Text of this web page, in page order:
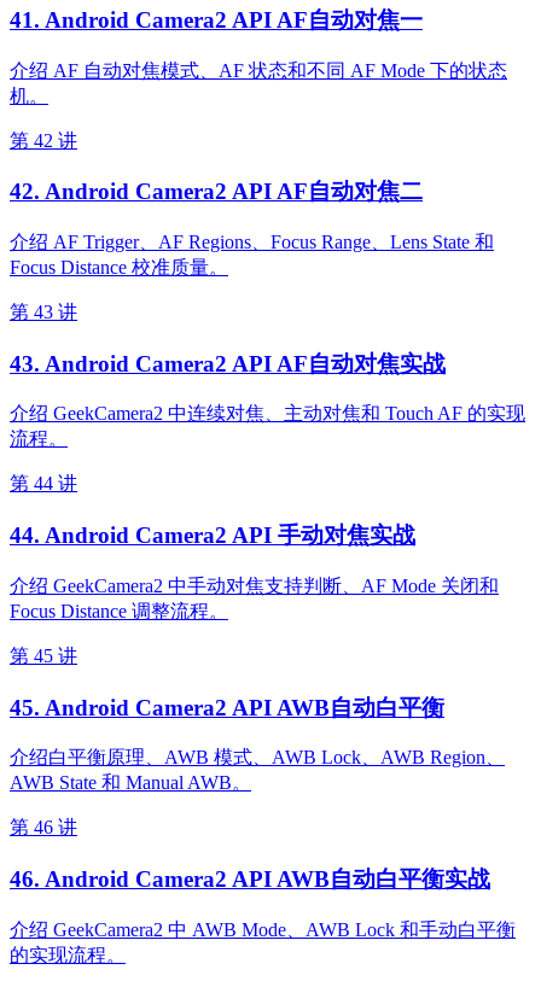
41. Android Camera2 API AF自动对焦一
介绍 AF 自动对焦模式、AF 状态和不同 AF Mode 下的状态
机。
第 42 讲
42. Android Camera2 API AF自动对焦二
介绍 AF Trigger、AF Regions、Focus Range、Lens State 和
Focus Distance 校准质量。
第 43 讲
43. Android Camera2 API AF自动对焦实战
介绍 GeekCamera2 中连续对焦、主动对焦和 Touch AF 的实现
流程。
第 44 讲
44. Android Camera2 API 手动对焦实战
介绍 GeekCamera2 中手动对焦支持判断、AF Mode 关闭和
Focus Distance 调整流程。
第 45 讲
45. Android Camera2 API AWB自动白平衡
介绍白平衡原理、AWB 模式、AWB Lock、AWB Region、
AWB State 和 Manual AWB。
第 46 讲
46. Android Camera2 API AWB自动白平衡实战
介绍 GeekCamera2 中 AWB Mode、AWB Lock 和手动白平衡
的实现流程。